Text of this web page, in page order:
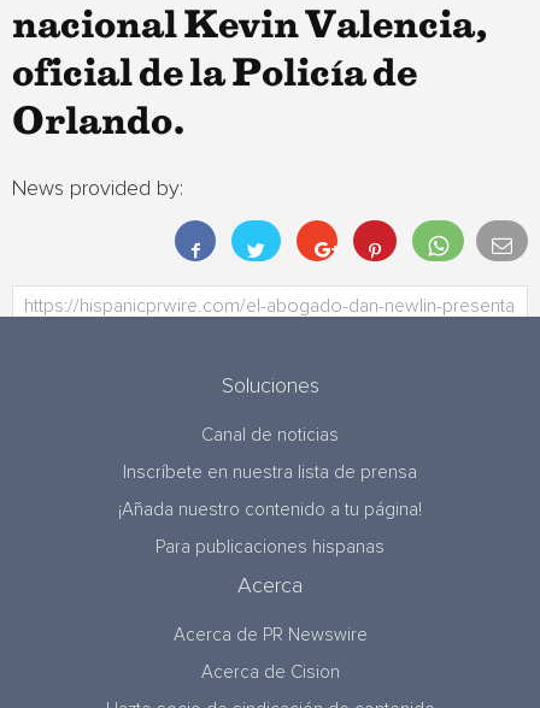
nacional Kevin Valencia,
oficial de la Policía de
Orlando.
News provided by:
Soluciones
Canal de noticias
Inscríbete en nuestra lista de prensa
¡Añada nuestro contenido a tu página!
Para publicaciones hispanas
Acerca
Acerca de PR Newswire
Acerca de Cision